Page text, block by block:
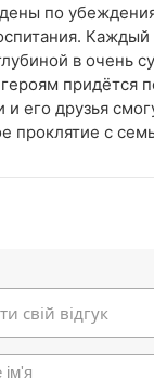
по
в очень
придётся
и его друзья
проклятие с